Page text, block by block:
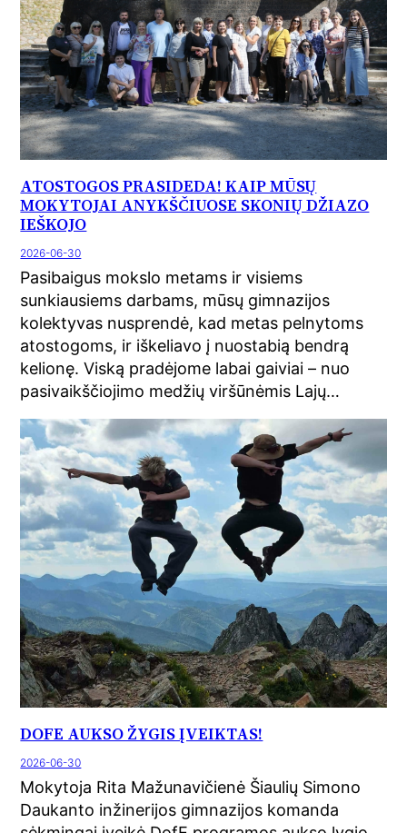
ATOSTOGOS PRASIDEDA! KAIP MŪSŲ
MOKYTOJAI ANYKŠČIUOSE SKONIŲ DŽIAZO
IEŠKOJO
2026-06-30
Pasibaigus mokslo metams ir visiems
sunkiausiems darbams, mūsų gimnazijos
kolektyvas nusprendė, kad metas pelnytoms
atostogoms, ir iškeliavo į nuostabią bendrą
kelionę. Viską pradėjome labai gaiviai – nuo
pasivaikščiojimo medžių viršūnėmis Lajų…
DOFE AUKSO ŽYGIS ĮVEIKTAS!
2026-06-30
Mokytoja Rita Mažunavičienė Šiaulių Simono
Daukanto inžinerijos gimnazijos komanda